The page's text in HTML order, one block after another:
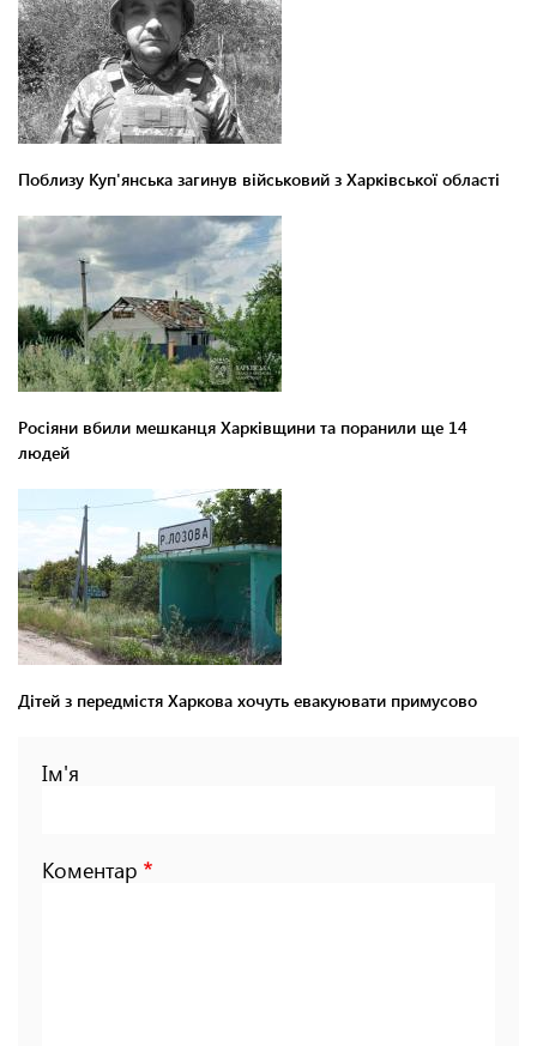
Поблизу Куп'янська загинув військовий з Харківської області
Росіяни вбили мешканця Харківщини та поранили ще 14
людей
Дітей з передмістя Харкова хочуть евакуювати примусово
Ім'я
Коментар